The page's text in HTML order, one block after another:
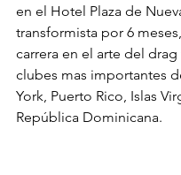
en el Hotel Plaza de
transformista por 6
carrera en el arte del
clubes mas importantes
York, Puerto Rico, Islas
República Dominicana.